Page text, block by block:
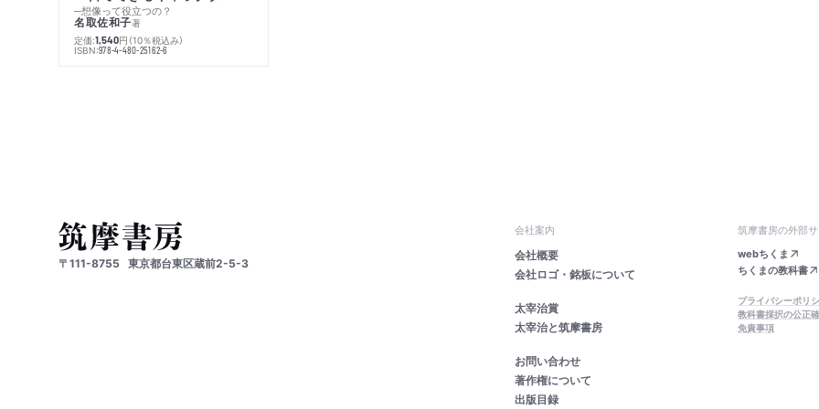
─想像って役立つの？
名取佐和子著
定価:1,540円 （10％税込み）
ISBN:978-4-480-25162-6
〒111-8755 東京都台東区蔵前2-5-3
会社案内
会社概要
会社ロゴ・銘板について
太宰治賞
太宰治と筑摩書房
お問い合わせ
著作権について
出版目録
筑摩書房の外部サ
webちくま
ちくまの教科書
プライバシーポリ
教科書採択の公正
免責事項